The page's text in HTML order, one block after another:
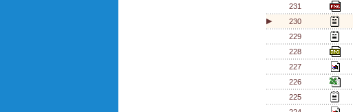
231
▶
230
229
228
227
226
225